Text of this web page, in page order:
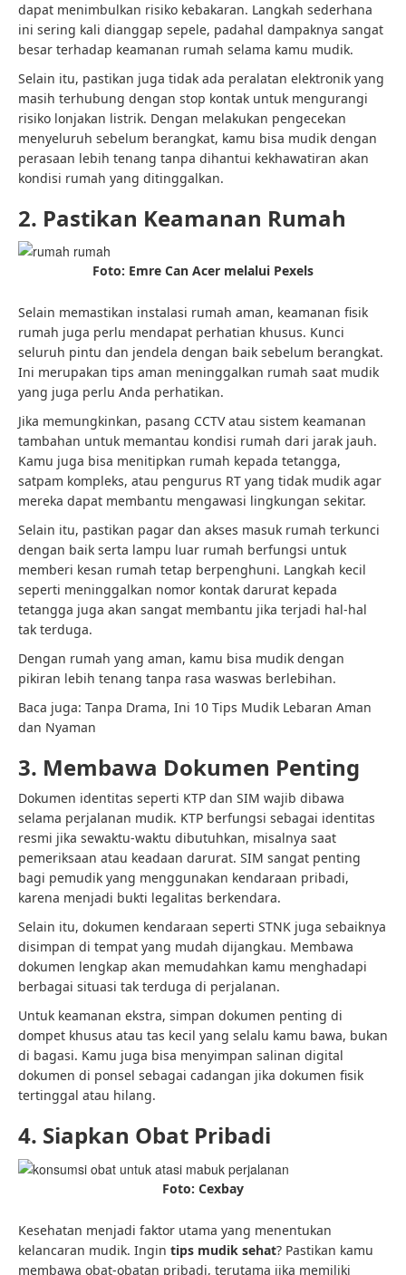
dapat menimbulkan risiko kebakaran. Langkah sederhana
ini sering kali dianggap sepele, padahal dampaknya sangat
besar terhadap keamanan rumah selama kamu mudik.
Selain itu, pastikan juga tidak ada peralatan elektronik yang
masih terhubung dengan stop kontak untuk mengurangi
risiko lonjakan listrik. Dengan melakukan pengecekan
menyeluruh sebelum berangkat, kamu bisa mudik dengan
perasaan lebih tenang tanpa dihantui kekhawatiran akan
kondisi rumah yang ditinggalkan.
2. Pastikan Keamanan Rumah
Foto: Emre Can Acer melalui Pexels
Selain memastikan instalasi rumah aman, keamanan fisik
rumah juga perlu mendapat perhatian khusus. Kunci
seluruh pintu dan jendela dengan baik sebelum berangkat.
Ini merupakan tips aman meninggalkan rumah saat mudik
yang juga perlu Anda perhatikan.
Jika memungkinkan, pasang CCTV atau sistem keamanan
tambahan untuk memantau kondisi rumah dari jarak jauh.
Kamu juga bisa menitipkan rumah kepada tetangga,
satpam kompleks, atau pengurus RT yang tidak mudik agar
mereka dapat membantu mengawasi lingkungan sekitar.
Selain itu, pastikan pagar dan akses masuk rumah terkunci
dengan baik serta lampu luar rumah berfungsi untuk
memberi kesan rumah tetap berpenghuni. Langkah kecil
seperti meninggalkan nomor kontak darurat kepada
tetangga juga akan sangat membantu jika terjadi hal-hal
tak terduga.
Dengan rumah yang aman, kamu bisa mudik dengan
pikiran lebih tenang tanpa rasa waswas berlebihan.
Baca juga: Tanpa Drama, Ini 10 Tips Mudik Lebaran Aman
dan Nyaman
3. Membawa Dokumen Penting
Dokumen identitas seperti KTP dan SIM wajib dibawa
selama perjalanan mudik. KTP berfungsi sebagai identitas
resmi jika sewaktu-waktu dibutuhkan, misalnya saat
pemeriksaan atau keadaan darurat. SIM sangat penting
bagi pemudik yang menggunakan kendaraan pribadi,
karena menjadi bukti legalitas berkendara.
Selain itu, dokumen kendaraan seperti STNK juga sebaiknya
disimpan di tempat yang mudah dijangkau. Membawa
dokumen lengkap akan memudahkan kamu menghadapi
berbagai situasi tak terduga di perjalanan.
Untuk keamanan ekstra, simpan dokumen penting di
dompet khusus atau tas kecil yang selalu kamu bawa, bukan
di bagasi. Kamu juga bisa menyimpan salinan digital
dokumen di ponsel sebagai cadangan jika dokumen fisik
tertinggal atau hilang.
4. Siapkan Obat Pribadi
Foto: Cexbay
Kesehatan menjadi faktor utama yang menentukan
kelancaran mudik. Ingin tips mudik sehat? Pastikan kamu
membawa obat-obatan pribadi, terutama jika memiliki